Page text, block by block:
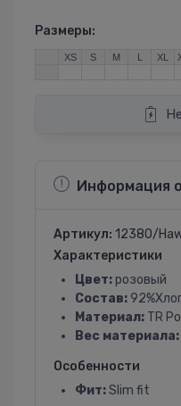
Размеры:
XS S M L XL
Информация
Артикул: 12380/
Характеристики
Цвет: розовый
Состав:
Материал: TR
Вес материала:
Особенности
Фит:Slim fit